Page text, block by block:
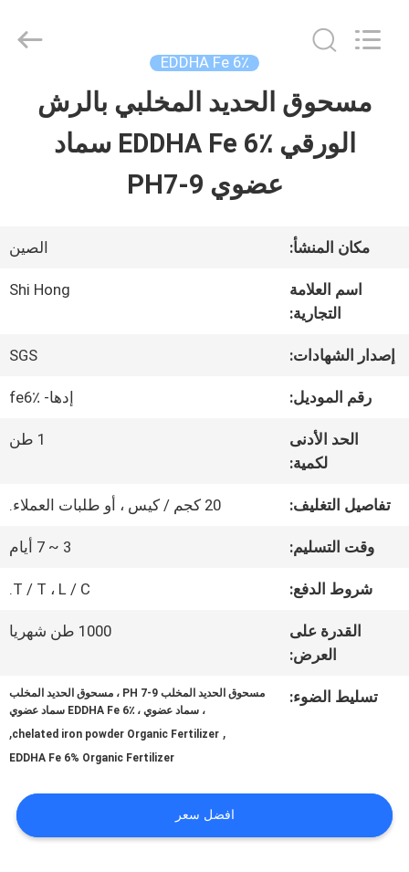
الصفحة
الرئيسية
أشرطة
معلومات
جولة
المعمل
الجودة
بنا
Sichuan
Shihong
EDDHA Fe 6٪
مسحوق الحديد المخلبي بالرش
الورقي EDDHA Fe 6٪ سماد
عضوي PH7-9
مكان المنشأ: الصين
اسم العلامة
التجارية:
Shi Hong
إصدار الشهادات: SGS
رقم الموديل: إدها- fe6٪
الحد الأدنى
لكمية:
1 طن
تفاصيل التغليف: 20 كجم / كيس ، أو طلبات العملاء.
وقت التسليم: 3 ~ 7 أيام
شروط الدفع: T / T ، L / C.
القدرة على
العرض:
1000 طن شهريا
تسليط الضوء:
مسحوق الحديد المخلب PH 7-9 ، مسحوق الحديد المخلب
، سماد عضوي ، EDDHA Fe 6٪ سماد عضوي
,
chelated iron powder Organic Fertilizer
,
EDDHA Fe 6% Organic Fertilizer
افضل سعر